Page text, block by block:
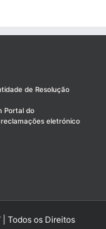
de Resolução
Portal do
eletrónico
| Todos os Direitos